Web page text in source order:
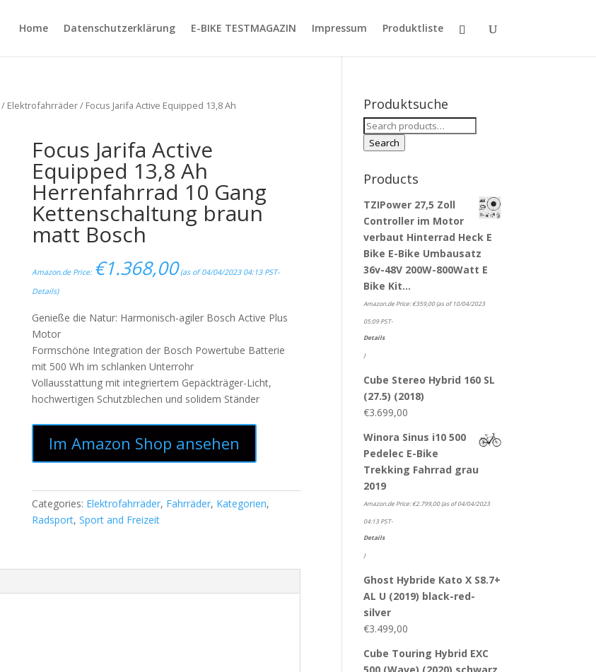
Home Datenschutzerklärung E-BIKE TESTMAGAZIN Impressum Produktliste
/ Elektrofahrräder/ Focus Jarifa Active Equipped 13,8 Ah
Focus Jarifa Active
Equipped 13,8 Ah
Herrenfahrrad 10 Gang
Kettenschaltung braun
matt Bosch
Amazon.de Price: €1.368,00(as of 04/04/2023 04:13 PST-
Details)
Genieße die Natur: Harmonisch-agiler Bosch Active Plus
Motor
Formschöne Integration der Bosch Powertube Batterie
mit 500 Wh im schlanken Unterrohr
Vollausstattung mit integriertem Gepäckträger-Licht,
hochwertigen Schutzblechen und solidem Ständer
Im Amazon Shop ansehen
Categories: Elektrofahrräder, Fahrräder, Kategorien,
Radsport,Sport and Freizeit
Produktsuche
Search
for:
Search
Products
TZIPower 27,5 Zoll
Controller im Motor
verbaut Hinterrad Heck E
Bike E-Bike Umbausatz
36v-48V 200W-800Watt E
Bike Kit…
Amazon.de Price:€359,00(as of 10/04/2023
05:09 PST-
Details
)
Cube Stereo Hybrid 160 SL
(27.5) (2018)
€3.699,00
Winora Sinus i10 500
Pedelec E-Bike
Trekking Fahrrad grau
2019
Amazon.de Price:€2.799,00(as of 04/04/2023
04:13 PST-
Details
)
Ghost Hybride Kato X S8.7+
AL U (2019) black-red-
silver
€3.499,00
Cube Touring Hybrid EXC